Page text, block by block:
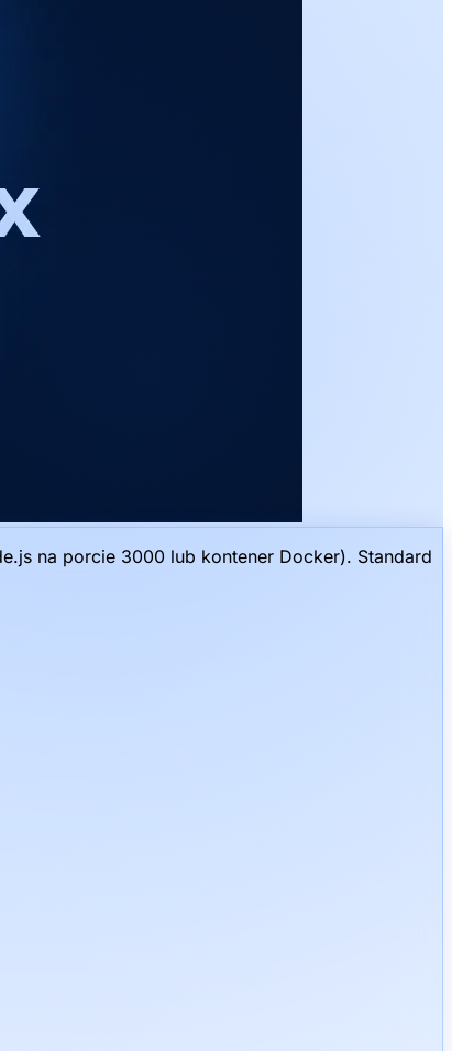
na porcie 3000 lub kontener Docker). Standard